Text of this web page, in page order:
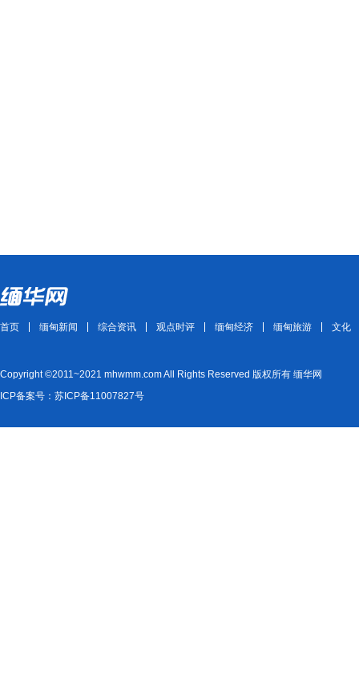
首页 缅甸新闻 综合资讯 观点时评 缅甸经济 缅甸旅游 文化
Copyright ©2011~2021 mhwmm.com All Rights Reserved 版权所有 缅华网
ICP备案号：苏ICP备11007827号